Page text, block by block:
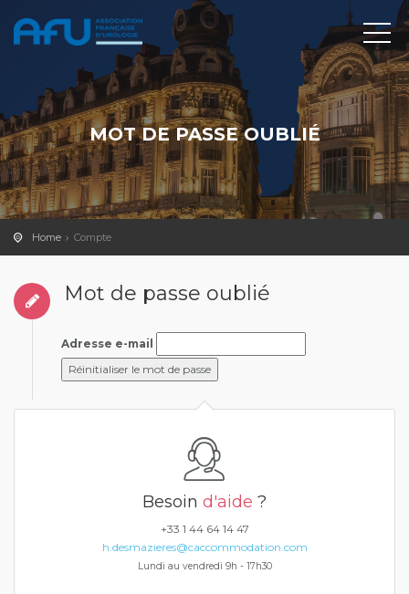
MOT DE PASSE OUBLIÉ
Home Compte
Mot de passe oublié
Adresse e-mail
Besoin d'aide ?
+33 1 44 64 14 47
h.desmazieres@caccommodation.com
Lundi au vendredi 9h - 17h30